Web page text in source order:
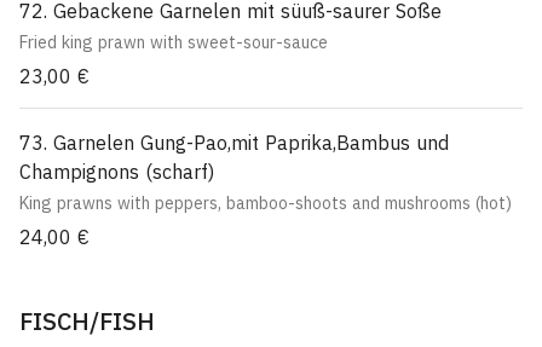
72. Gebackene Garnelen mit süuß-saurer Soße
Fried king prawn with sweet-sour-sauce
23,00 €
73. Garnelen Gung-Pao,mit Paprika,Bambus und
Champignons (scharf)
King prawns with peppers, bamboo-shoots and mushrooms (hot)
24,00 €
FISCH/FISH